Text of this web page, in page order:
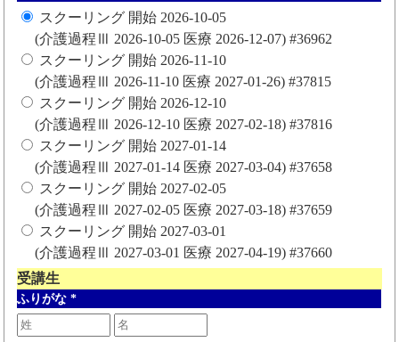
スクーリング 開始 2026-10-05
(介護過程Ⅲ 2026-10-05 医療 2026-12-07) #36962
スクーリング 開始 2026-11-10
(介護過程Ⅲ 2026-11-10 医療 2027-01-26) #37815
スクーリング 開始 2026-12-10
(介護過程Ⅲ 2026-12-10 医療 2027-02-18) #37816
スクーリング 開始 2027-01-14
(介護過程Ⅲ 2027-01-14 医療 2027-03-04) #37658
スクーリング 開始 2027-02-05
(介護過程Ⅲ 2027-02-05 医療 2027-03-18) #37659
スクーリング 開始 2027-03-01
(介護過程Ⅲ 2027-03-01 医療 2027-04-19) #37660
受講生
ふりがな *